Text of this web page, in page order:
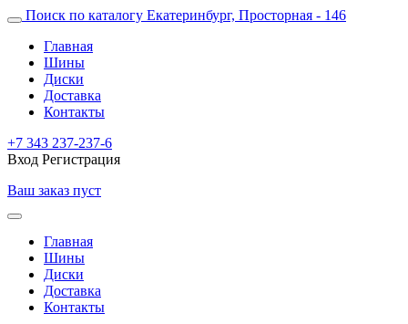
Поиск по каталогу Екатеринбург, Просторная - 146
Главная
Шины
Диски
Доставка
Контакты
+7 343 237-237-6
Вход Регистрация
Ваш заказ пуст
Главная
Шины
Диски
Доставка
Контакты